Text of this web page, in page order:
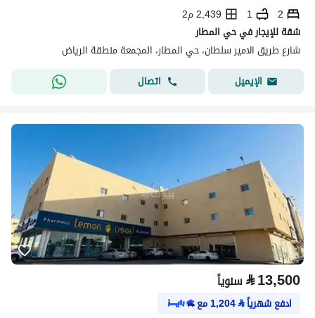
2
1
2,439 م2
شقة للإيجار في حي المطار
شارع طريق الامير سلطان، حي المطار، المجمعة منطقة الرياض
الإيميل
اتصال
⃁13,500 سنوياً
ادفع شهرياً⃁
1,204مع